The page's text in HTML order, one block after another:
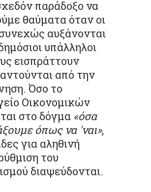
παράδοξο να
θαύματα όταν οι
αυξάνονται
υπάλληλοι
εισπράττουν
από την
Όσο το
Οικονομικών
στο δόγμα «όσα
όπως να 'ναι»,
για αληθινή
του
διαψεύδονται.